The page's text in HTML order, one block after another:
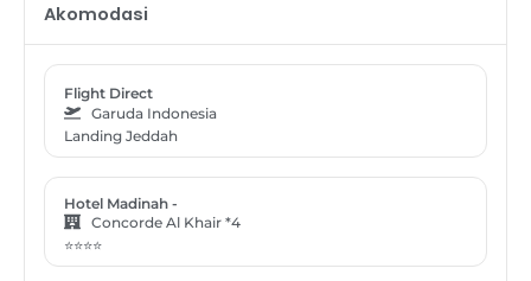
Akomodasi
Flight Direct
Garuda Indonesia
Landing Jeddah
Hotel Madinah -
Concorde Al Khair *4
⭐⭐⭐⭐